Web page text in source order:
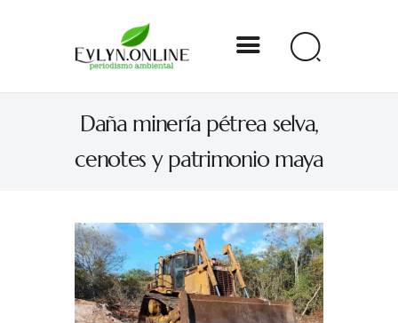
Daña minería pétrea selva,
cenotes y patrimonio maya
Evlyn Online
Periodismo para autogobernarse
Nacional
Estados
Especial